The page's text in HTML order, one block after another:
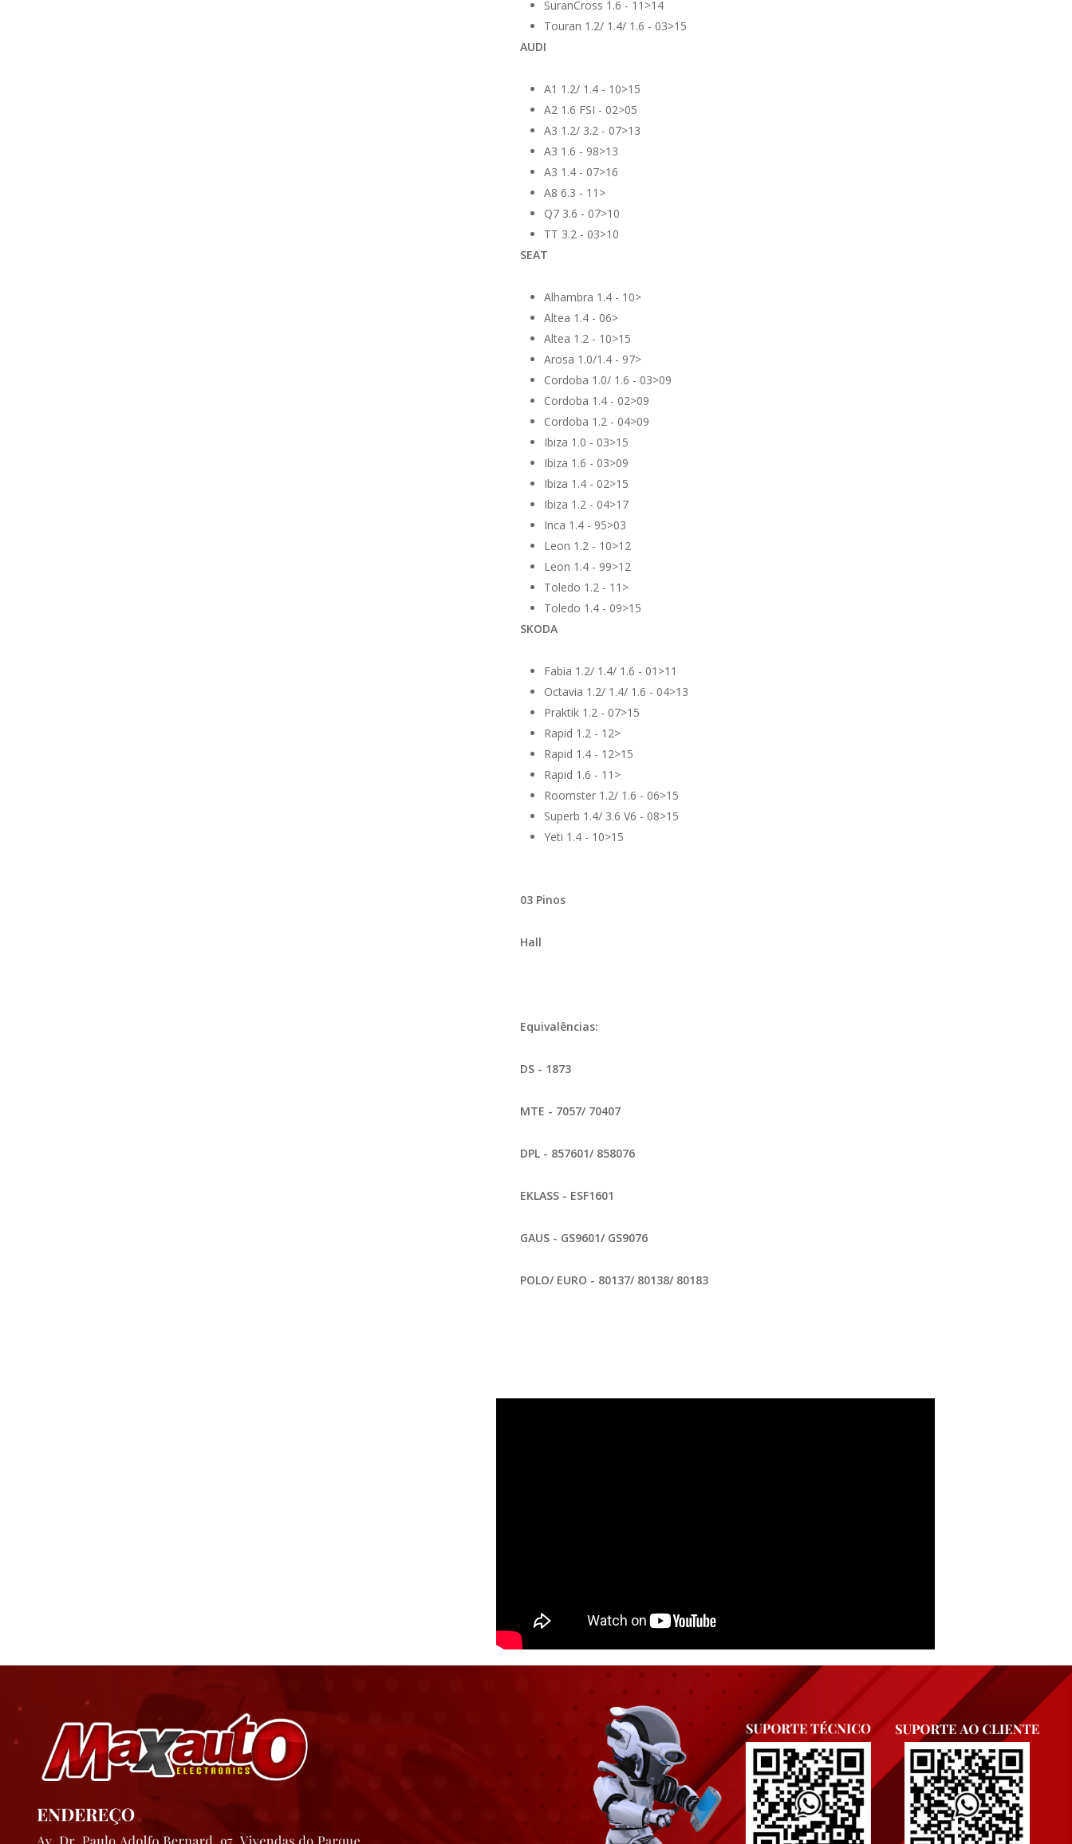
SuranCross 1.6 - 11>14
Touran 1.2/ 1.4/ 1.6 - 03>15
AUDI
A1 1.2/ 1.4 - 10>15
A2 1.6 FSI - 02>05
A3 1.2/ 3.2 - 07>13
A3 1.6 - 98>13
A3 1.4 - 07>16
A8 6.3 - 11>
Q7 3.6 - 07>10
TT 3.2 - 03>10
SEAT
Alhambra 1.4 - 10>
Altea 1.4 - 06>
Altea 1.2 - 10>15
Arosa 1.0/1.4 - 97>
Cordoba 1.0/ 1.6 - 03>09
Cordoba 1.4 - 02>09
Cordoba 1.2 - 04>09
Ibiza 1.0 - 03>15
Ibiza 1.6 - 03>09
Ibiza 1.4 - 02>15
Ibiza 1.2 - 04>17
Inca 1.4 - 95>03
Leon 1.2 - 10>12
Leon 1.4 - 99>12
Toledo 1.2 - 11>
Toledo 1.4 - 09>15
SKODA
Fabia 1.2/ 1.4/ 1.6 - 01>11
Octavia 1.2/ 1.4/ 1.6 - 04>13
Praktik 1.2 - 07>15
Rapid 1.2 - 12>
Rapid 1.4 - 12>15
Rapid 1.6 - 11>
Roomster 1.2/ 1.6 - 06>15
Superb 1.4/ 3.6 V6 - 08>15
Yeti 1.4 - 10>15
03 Pinos
Hall
Equivalências:
DS - 1873
MTE - 7057/ 70407
DPL - 857601/ 858076
EKLASS - ESF1601
GAUS - GS9601/ GS9076
POLO/ EURO - 80137/ 80138/ 80183